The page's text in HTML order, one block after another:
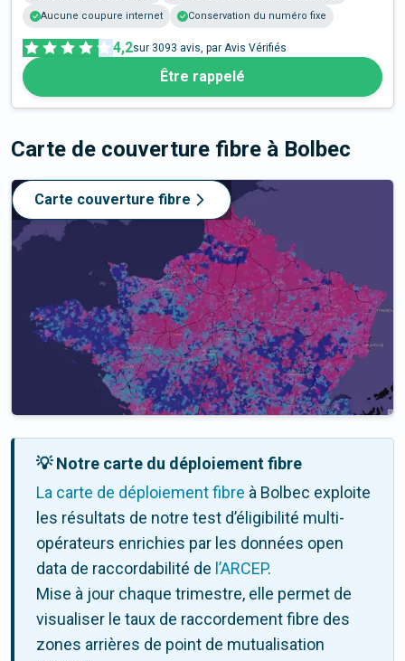
Aucune coupure internet
Conservation du numéro fixe
4,2sur 3093 avis, par Avis Vérifiés
Être rappelé
Carte de couverture fibre à Bolbec
Carte couverture fibre
💡 Notre carte du déploiement fibre
La carte de déploiement fibre à Bolbec exploite
les résultats de notre test d’éligibilité multi-
opérateurs enrichies par les données open
data de raccordabilité de l’ARCEP.
Mise à jour chaque trimestre, elle permet de
visualiser le taux de raccordement fibre des
zones arrières de point de mutualisation